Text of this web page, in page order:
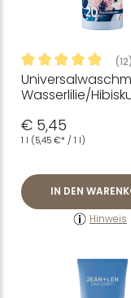
(12)
Wasserlilie/
€ 5,45
1 l (5,45 €* / 1 l)
IN DEN
Hinweis